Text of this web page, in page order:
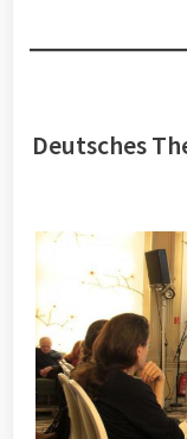
Deutsches